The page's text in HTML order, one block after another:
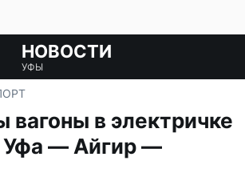
НОВОСТИ
УФЫ
вагоны в электричке
Уфа — Айгир —